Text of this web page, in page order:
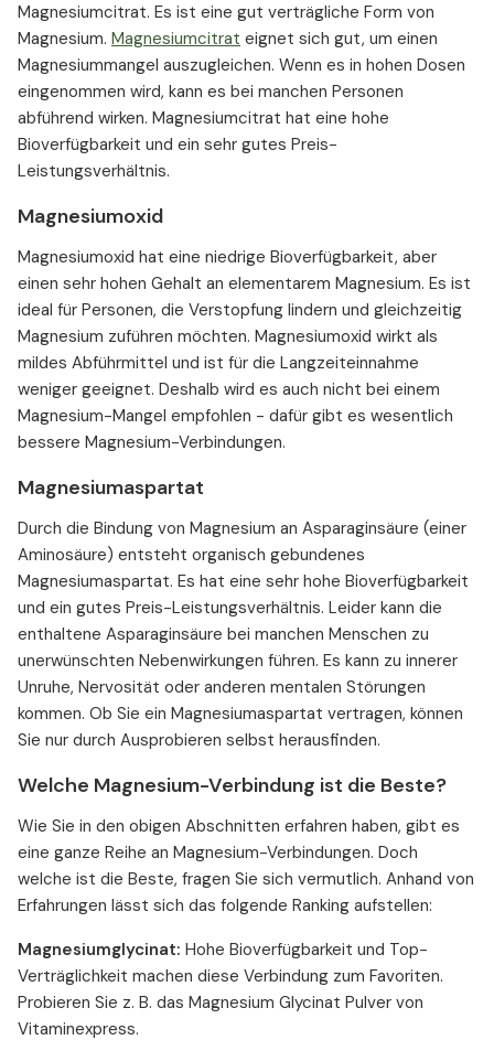
Magnesiumcitrat. Es ist eine gut verträgliche Form von
Magnesium. Magnesiumcitrat eignet sich gut, um einen
Magnesiummangel auszugleichen. Wenn es in hohen Dosen
eingenommen wird, kann es bei manchen Personen
abführend wirken. Magnesiumcitrat hat eine hohe
Bioverfügbarkeit und ein sehr gutes Preis-
Leistungsverhältnis.
Magnesiumoxid
Magnesiumoxid hat eine niedrige Bioverfügbarkeit, aber
einen sehr hohen Gehalt an elementarem Magnesium. Es ist
ideal für Personen, die Verstopfung lindern und gleichzeitig
Magnesium zuführen möchten. Magnesiumoxid wirkt als
mildes Abführmittel und ist für die Langzeiteinnahme
weniger geeignet. Deshalb wird es auch nicht bei einem
Magnesium-Mangel empfohlen - dafür gibt es wesentlich
bessere Magnesium-Verbindungen.
Magnesiumaspartat
Durch die Bindung von Magnesium an Asparaginsäure (einer
Aminosäure) entsteht organisch gebundenes
Magnesiumaspartat. Es hat eine sehr hohe Bioverfügbarkeit
und ein gutes Preis-Leistungsverhältnis. Leider kann die
enthaltene Asparaginsäure bei manchen Menschen zu
unerwünschten Nebenwirkungen führen. Es kann zu innerer
Unruhe, Nervosität oder anderen mentalen Störungen
kommen. Ob Sie ein Magnesiumaspartat vertragen, können
Sie nur durch Ausprobieren selbst herausfinden.
Welche Magnesium-Verbindung ist die Beste?
Wie Sie in den obigen Abschnitten erfahren haben, gibt es
eine ganze Reihe an Magnesium-Verbindungen. Doch
welche ist die Beste, fragen Sie sich vermutlich. Anhand von
Erfahrungen lässt sich das folgende Ranking aufstellen:
Magnesiumglycinat: Hohe Bioverfügbarkeit und Top-
Verträglichkeit machen diese Verbindung zum Favoriten.
Probieren Sie z. B. das Magnesium Glycinat Pulver von
Vitaminexpress.